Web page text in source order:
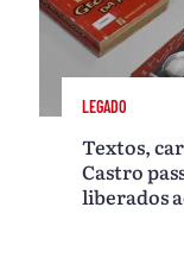
LEGADO
Textos,
Castro
liberados